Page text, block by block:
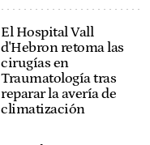
El Hospital Vall
d'Hebron retoma las
cirugías en
Traumatología tras
reparar la avería de
climatización